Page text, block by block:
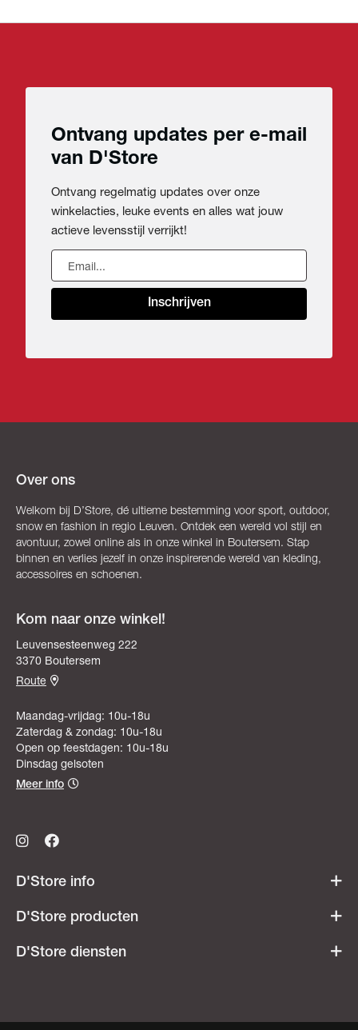
Ontvang updates per e-mail
van D'Store
Ontvang regelmatig updates over onze
winkelacties, leuke events en alles wat jouw
actieve levensstijl verrijkt!
Inschrijven
Over ons
Welkom bij D’Store, dé ultieme bestemming voor sport, outdoor,
snow en fashion in regio Leuven. Ontdek een wereld vol stijl en
avontuur, zowel online als in onze winkel in Boutersem. Stap
binnen en verlies jezelf in onze inspirerende wereld van kleding,
accessoires en schoenen.
D'Store info
Werken bij D'Store
D'Store producten
Acties & promoties
D'Store diensten
Kom naar onze winkel!
Leuvensesteenweg 222
3370 Boutersem
Route
Maandag-vrijdag: 10u-18u
Zaterdag & zondag: 10u-18u
Open op feestdagen: 10u-18u
Dinsdag gelsoten
Meer info